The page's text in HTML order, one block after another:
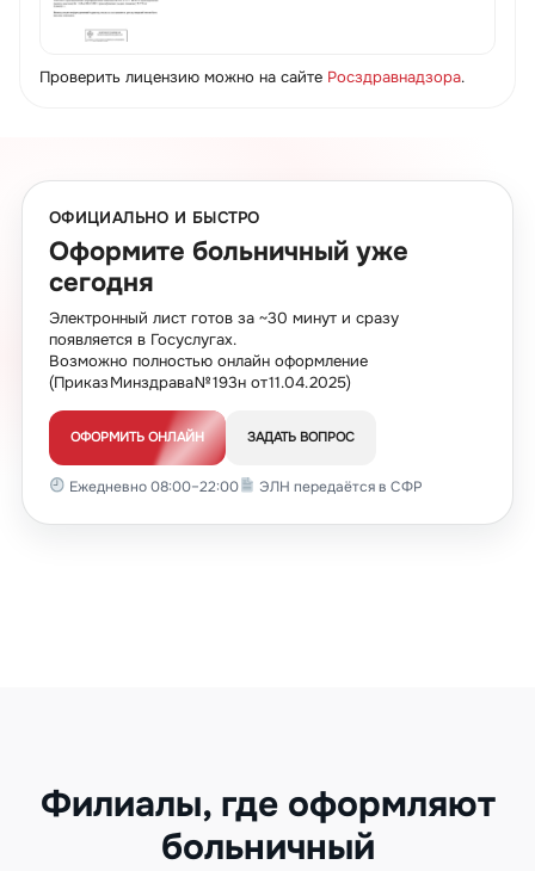
Проверить лицензию можно на сайте Росздравнадзора.
ОФИЦИАЛЬНО И БЫСТРО
Оформите больничный уже
сегодня
Электронный лист готов за ~30 минут и сразу
появляется в Госуслугах.
Возможно полностью онлайн оформление
(Приказ Минздрава № 193н от 11.04.2025)
ОФОРМИТЬ ОНЛАЙН ЗАДАТЬ ВОПРОС
Ежедневно 08:00–22:00 ЭЛН передаётся в СФР
Филиалы, где оформляют
больничный